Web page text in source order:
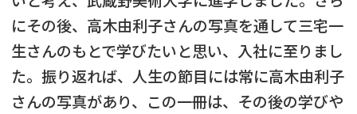
にその後、高木由利子さんの写真を通して三宅一
生さんのもとで学びたいと思い、入社に至りまし
た。振り返れば、人生の節目には常に高木由利子
さんの写真があり、この一冊は、その後の学びや